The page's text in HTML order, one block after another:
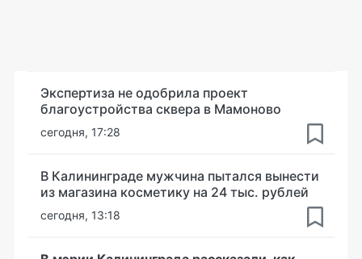
Экспертиза не одобрила проект
благоустройства сквера в Мамоново
сегодня, 17:28
В Калининграде мужчина пытался вынести
из магазина косметику на 24 тыс. рублей
сегодня, 13:18